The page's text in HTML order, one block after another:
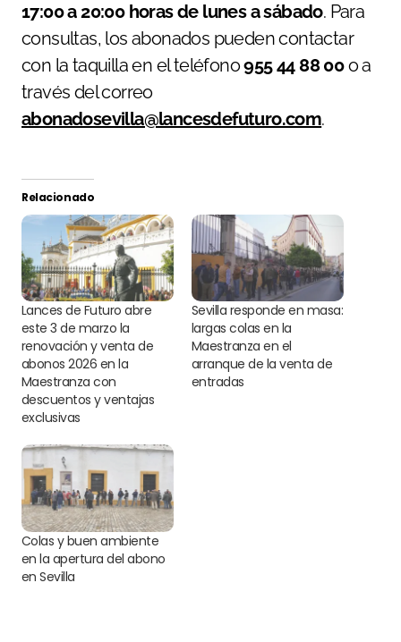
17:00 a 20:00 horas de lunes a sábado. Para
consultas, los abonados pueden contactar
con la taquilla en el teléfono955 44 88 00o a
través del correo
abonadosevilla@lancesdefuturo.com.
Relacionado
Lances de Futuro abre
este 3 de marzo la
renovación y venta de
abonos 2026 en la
Maestranza con
descuentos y ventajas
exclusivas
Sevilla responde en masa:
largas colas en la
Maestranza en el
arranque de la venta de
entradas
Colas y buen ambiente
en la apertura del abono
en Sevilla